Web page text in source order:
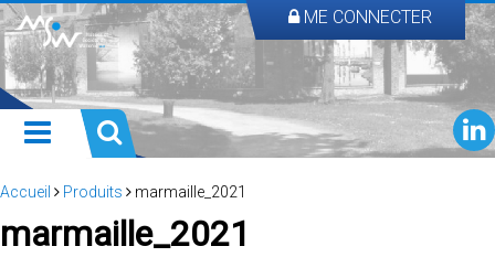
ME CONNECTER
Accueil Produits marmaille_2021
marmaille_2021